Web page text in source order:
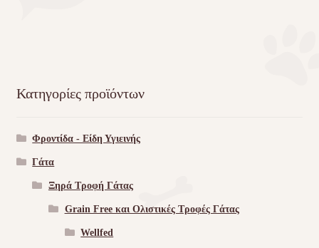
Κατηγορίες προϊόντων
Φροντίδα - Είδη Υγιεινής
Γάτα
Ξηρά Τροφή Γάτας
Grain Free και Ολιστικές Τροφές Γάτας
Wellfed